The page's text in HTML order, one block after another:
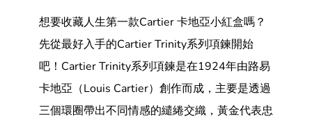
想要收藏人生第一款Cartier 卡地亞小紅盒嗎？
先從最好入手的Cartier Trinity系列項鍊開始
吧！Cartier Trinity系列項鍊是在1924年由路易
卡地亞（Louis Cartier）創作而成，主要是透過
三個環圈帶出不同情感的繾綣交織，黃金代表忠